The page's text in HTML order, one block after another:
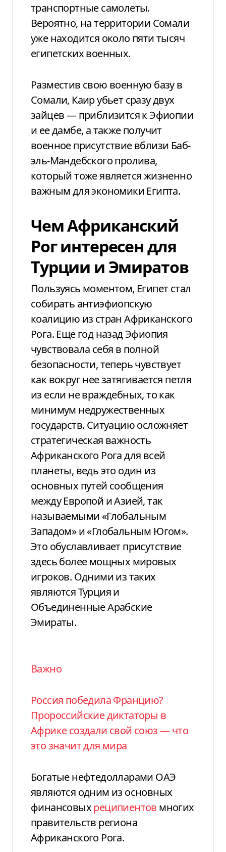
транспортные самолеты.
Вероятно, на территории Сомали
уже находится около пяти тысяч
египетских военных.
Разместив свою военную базу в
Сомали, Каир убьет сразу двух
зайцев — приблизится к Эфиопии
и ее дамбе, а также получит
военное присутствие вблизи Баб-
эль-Мандебского пролива,
который тоже является жизненно
важным для экономики Египта.
Чем Африканский
Рог интересен для
Турции и Эмиратов
Пользуясь моментом, Египет стал
собирать антиэфиопскую
коалицию из стран Африканского
Рога. Еще год назад Эфиопия
чувствовала себя в полной
безопасности, теперь чувствует
как вокруг нее затягивается петля
из если не враждебных, то как
минимум недружественных
государств. Ситуацию осложняет
стратегическая важность
Африканского Рога для всей
планеты, ведь это один из
основных путей сообщения
между Европой и Азией, так
называемыми «Глобальным
Западом» и «Глобальным Югом».
Это обуславливает присутствие
здесь более мощных мировых
игроков. Одними из таких
являются Турция и
Объединенные Арабские
Эмираты.
Важно
Россия победила Францию?
Пророссийские диктаторы в
Африке создали свой союз — что
это значит для мира
Богатые нефтедолларами ОАЭ
являются одним из основных
финансовыхреципиентов многих
правительств региона
Африканского Рога.